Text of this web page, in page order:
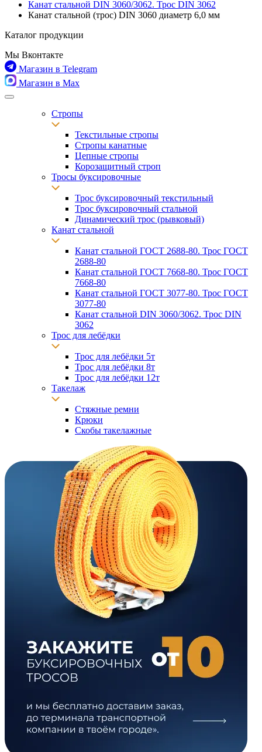
Канат стальной DIN 3060/3062. Трос DIN 3062
Канат стальной (трос) DIN 3060 диаметр 6,0 мм
Каталог продукции
Мы Вконтакте
Магазин в Telegram
Магазин в Max
Стропы
Текстильные стропы
Стропы канатные
Цепные стропы
Корозащитный строп
Тросы буксировочные
Трос буксировочный текстильный
Трос буксировочный стальной
Динамический трос (рывковый)
Канат стальной
Канат стальной ГОСТ 2688-80. Трос ГОСТ
2688-80
Канат стальной ГОСТ 7668-80. Трос ГОСТ
7668-80
Канат стальной ГОСТ 3077-80. Трос ГОСТ
3077-80
Канат стальной DIN 3060/3062. Трос DIN
3062
Трос для лебёдки
Трос для лебёдки 5т
Трос для лебёдки 8т
Трос для лебёдки 12т
Такелаж
Стяжные ремни
Крюки
Скобы такелажные